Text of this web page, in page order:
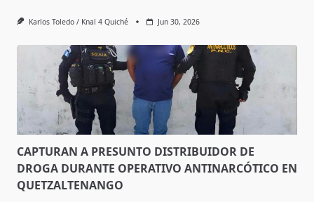
Karlos Toledo / Knal 4 Quiché Jun 30, 2026
CAPTURAN A PRESUNTO DISTRIBUIDOR DE
DROGA DURANTE OPERATIVO ANTINARCÓTICO EN
QUETZALTENANGO